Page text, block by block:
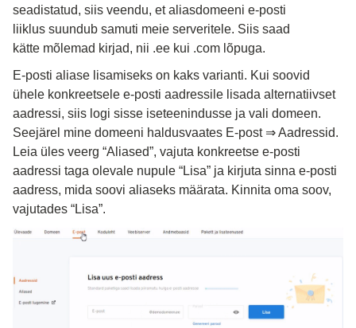
seadistatud, siis veendu, et aliasdomeeni e-posti
liiklus suundub samuti meie serveritele. Siis saad
kätte mõlemad kirjad, nii .ee kui .com lõpuga.
E-posti aliase lisamiseks on kaks varianti. Kui soovid
ühele konkreetsele e-posti aadressile lisada alternatiivset
aadressi, siis logi sisse iseteenindusse ja vali domeen.
Seejärel mine domeeni haldusvaates E-post ⇒ Aadressid.
Leia üles veerg “Aliased”, vajuta konkreetse e-posti
aadressi taga olevale nupule “Lisa” ja kirjuta sinna e-posti
aadress, mida soovi aliaseks määrata. Kinnita oma soov,
vajutades “Lisa”.